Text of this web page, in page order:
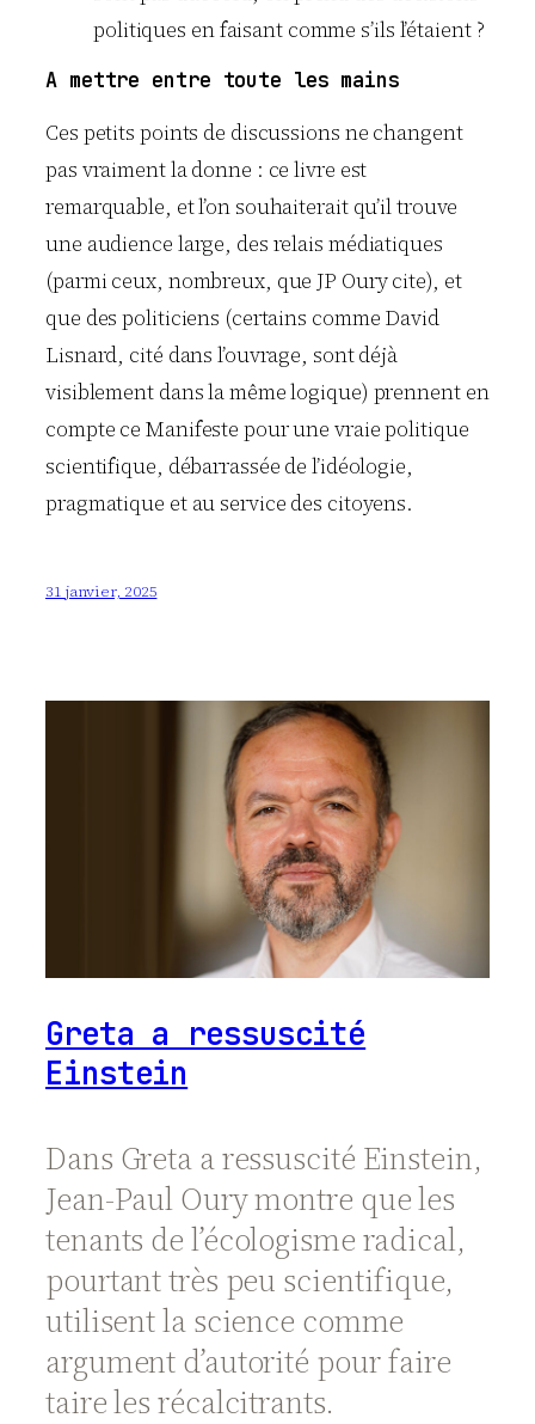
politiques en faisant comme s’ils l’étaient ?
A mettre entre toute les mains
Ces petits points de discussions ne changent
pas vraiment la donne : ce livre est
remarquable, et l’on souhaiterait qu’il trouve
une audience large, des relais médiatiques
(parmi ceux, nombreux, que JP Oury cite), et
que des politiciens (certains comme David
Lisnard, cité dans l’ouvrage, sont déjà
visiblement dans la même logique) prennent en
compte ce Manifeste pour une vraie politique
scientifique, débarrassée de l’idéologie,
pragmatique et au service des citoyens.
31 janvier, 2025
Greta a ressuscité
Einstein
Dans Greta a ressuscité Einstein,
Jean-Paul Oury montre que les
tenants de l’écologisme radical,
pourtant très peu scientifique,
utilisent la science comme
argument d’autorité pour faire
taire les récalcitrants.